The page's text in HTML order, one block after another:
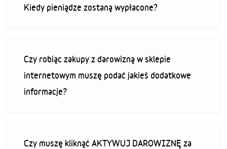
Kiedy pieniądze zostaną wypłacone?
Czy robiąc zakupy z darowizną w sklepie
internetowym muszę podać jakieś dodatkowe
informacje?
Czy muszę kliknąć AKTYWUJ DAROWIZNĘ za